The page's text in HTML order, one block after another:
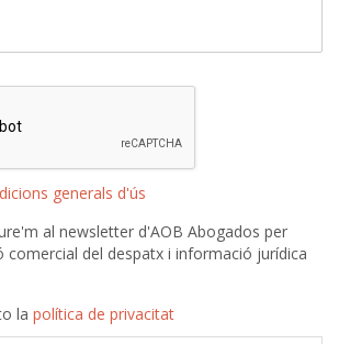
generals d'ús
al newsletter d'AOB Abogados per
comercial del despatx i informació jurídica
la política de privacitat